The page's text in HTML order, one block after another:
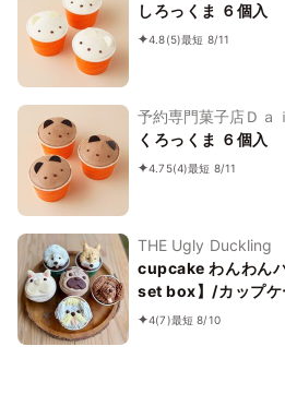
しろっくま ６個入
4.8(5)最短 8/11
予約専門菓子店Ｄａ
くろっくま ６個入
4.75(4)最短 8/11
THE Ugly Duckling
cupcake わんわん
set box】/カップケ
4(7)最短 8/10